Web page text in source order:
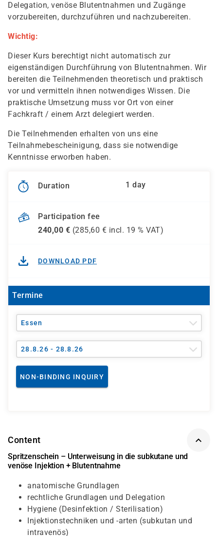
Delegation, venöse Blutentnahmen und Zugänge
vorzubereiten, durchzuführen und nachzubereiten.
Wichtig:
Dieser Kurs berechtigt nicht automatisch zur
eigenständigen Durchführung von Blutentnahmen. Wir
bereiten die Teilnehmenden theoretisch und praktisch
vor und vermitteln ihnen notwendiges Wissen. Die
praktische Umsetzung muss vor Ort von einer
Fachkraft / einem Arzt delegiert werden.
Die Teilnehmenden erhalten von uns eine
Teilnahmebescheinigung, dass sie notwendige
Kenntnisse erworben haben.
Duration 1 day
Participation fee
240,00 € (285,60 € incl. 19 % VAT)
DOWNLOAD PDF
Termine
Essen
28.8.26 - 28.8.26
NON-BINDING INQUIRY
Content
Spritzenschein – Unterweisung in die subkutane und
venöse Injektion + Blutentnahme
anatomische Grundlagen
rechtliche Grundlagen und Delegation
Hygiene (Desinfektion / Sterilisation)
Injektionstechniken und -arten (subkutan und
intravenös)